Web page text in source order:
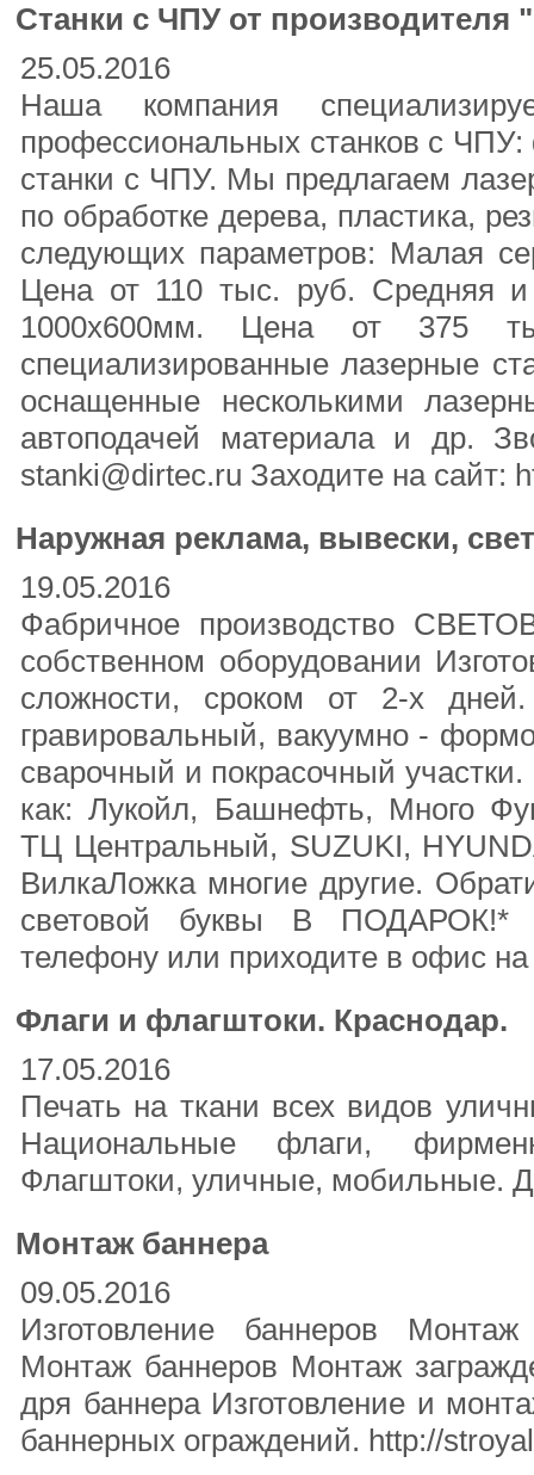
Станки с ЧПУ от производителя
25.05.2016
Наша компания
профессиональных станков с
станки с ЧПУ. Мы предлагаем
по обработке дерева, пластика,
следующих параметров: Малая
Цена от 110 тыс. руб. Средняя
1000х600мм. Цена от 375
специализированные лазерные
оснащенные несколькими
автоподачей материала и др.
stanki@dirtec.ru Заходите на сайт:
Наружная реклама, вывески,
19.05.2016
Фабричное производство
собственном оборудовании
сложности, сроком от 2-х
гравировальный, вакуумно -
сварочный и покрасочный
как: Лукойл, Башнефть, Много
ТЦ Центральный, SUZUKI,
ВилкаЛожка многие другие.
световой буквы В ПОДАРОК!*
телефону или приходите в офис на
Флаги и флагштоки. Краснодар.
17.05.2016
Печать на ткани всех видов
Национальные флаги,
Флагштоки, уличные, мобильные.
Монтаж баннера
09.05.2016
Изготовление баннеров
Монтаж баннеров Монтаж
дря баннера Изготовление и
баннерных ограждений. http://